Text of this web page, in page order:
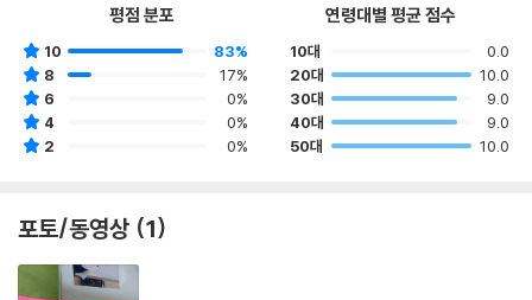
평점 분포
10
83%
8
17%
6
0%
4
0%
2
0%
연령대별 평균 점수
10대
0.0
20대
10.0
30대
9.0
40대
9.0
50대
10.0
포토/동영상 (1)